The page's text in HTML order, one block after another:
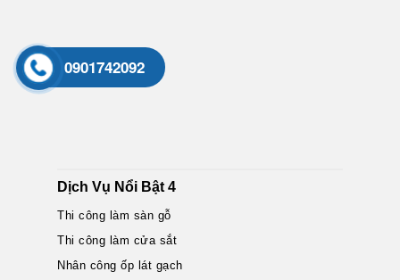
Dịch Vụ Nổi Bật 4
Thi công làm sàn gỗ
Thi công làm cửa sắt
Nhân công ốp lát gạch
0901742092